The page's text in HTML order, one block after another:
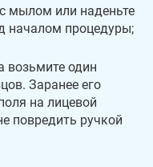
мылом или наденьте
началом процедуры;
возьмите один
Заранее его
на лицевой
повредить ручкой